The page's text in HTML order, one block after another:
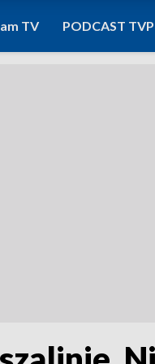
TV PODCAST